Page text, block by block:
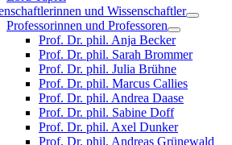
und Wissenschaftler
Professorinnen und Professoren
Prof. Dr. phil. Anja Becker
Prof. Dr. phil. Sarah Brommer
Prof. Dr. phil. Julia Brühne
Prof. Dr. phil. Marcus Callies
Prof. Dr. phil. Andrea Daase
Prof. Dr. phil. Sabine Doff
Prof. Dr. phil. Axel Dunker
Prof. Dr. phil. Andreas Grünewald